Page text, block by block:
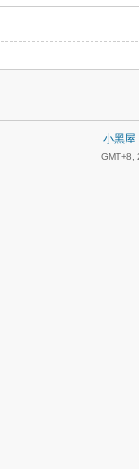
小黑屋
GMT+8,